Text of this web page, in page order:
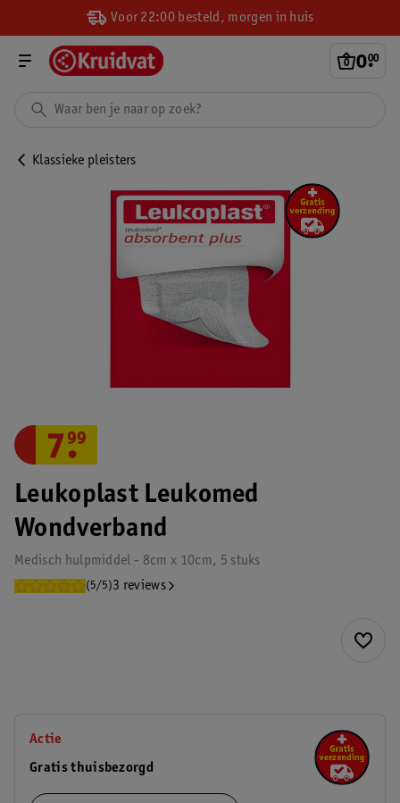
Voor 22:00 besteld, morgen in huis
0.
00
Klassieke pleisters
Leukoplast Leukomed
Wondverband
Medisch hulpmiddel - 8cm x 10cm, 5 stuks
(5/5)3 reviews
7.
99
Actie
Gratis thuisbezorgd